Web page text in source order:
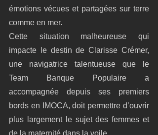
émotions vécues et partagées sur terre
comme en mer.
Cette situation malheureuse qui
impacte le destin de Clarisse Crémer,
une navigatrice talentueuse que le
Team Banque Populaire a
accompagnée depuis ses premiers
bords en IMOCA, doit permettre d’ouvrir
plus largement le sujet des femmes et
de la maternité dans la voile.